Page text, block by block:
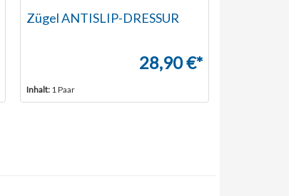
Zügel ANTISLIP-DRESSUR
28,90 €*
Inhalt: 1 Paar